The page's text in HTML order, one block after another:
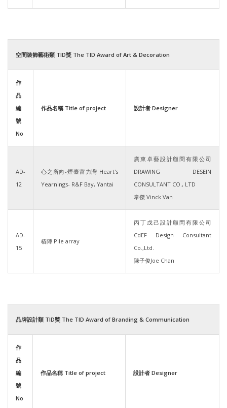
空間裝飾藝術類 TID獎 The TID Award of Art & Decoration
作
品
編
號
No
作品名稱 Title of project 設計者 Designer
AD-
12
心之所向-煙臺富力灣 Heart's
Yearnings- R&F Bay, Yantai
廣東卓藝設計顧問有限公司
DRAWING DESEIN
CONSULTANT CO., LTD
韋傑 Vinck Van
AD-
15
樁陣 Pile array
丙丁戊己設計顧問有限公司
CdEF Design Consultant
Co.,Ltd.
陳子俊Joe Chan
品牌設計類 TID獎 The TID Award of Branding & Communication
作
品
編
號
No
作品名稱 Title of project 設計者 Designer